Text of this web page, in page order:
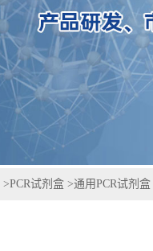
>PCR试剂盒 >通用PCR试剂盒